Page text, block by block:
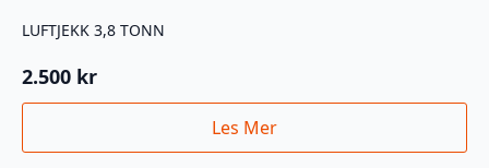
LUFTJEKK 3,8 TONN
2.500 kr
Les Mer